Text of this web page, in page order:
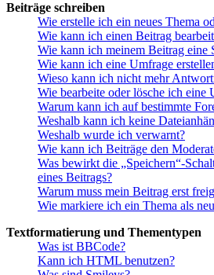
Beiträge schreiben
Wie erstelle ich ein neues Thema
Wie kann ich einen Beitrag
Wie kann ich meinem Beitrag eine
Wie kann ich eine Umfrage
Wieso kann ich nicht mehr
Wie bearbeite oder lösche ich eine
Warum kann ich auf bestimmte
Weshalb kann ich keine
Weshalb wurde ich verwarnt?
Wie kann ich Beiträge den
Was bewirkt die „Speichern“-
eines Beitrags?
Warum muss mein Beitrag erst
Wie markiere ich ein Thema als
Textformatierung und Thementypen
Was ist BBCode?
Kann ich HTML benutzen?